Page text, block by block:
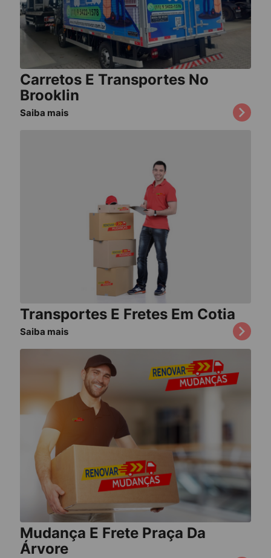
Carretos E Transportes No
Brooklin
Saiba mais
Transportes E Fretes Em Cotia
Saiba mais
Mudança E Frete Praça Da
Árvore